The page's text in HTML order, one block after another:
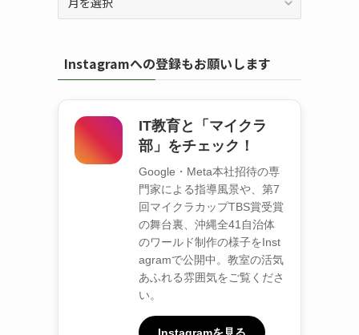
ブInstagramへの登録もお願いします
IT教育と「マイクラ
部」をチェック！
Google・Meta本社招待の専
門家による指導風景や、第7
回マイクラカップTBS賞受賞
の舞台裏、沖縄全41自治体
のワールド制作の様子をInst
agramで公開中。教室の活気
あふれる雰囲気をご覧くださ
い。